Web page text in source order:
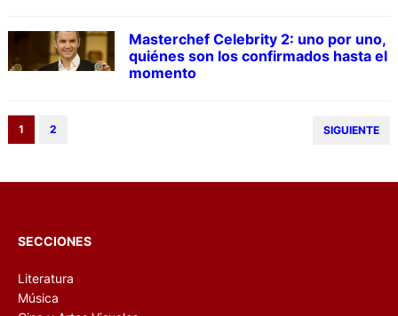
Masterchef Celebrity 2: uno por uno,
quiénes son los confirmados hasta el
momento
1 2 SIGUIENTE
SECCIONES
Literatura
Música